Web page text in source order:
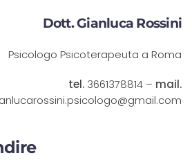
Dott. Gianluca Rossini
Psicologo Psicoterapeuta a Roma
tel. 3661378814 – mail.